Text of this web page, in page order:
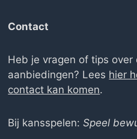
Contact
Heb je vragen of tips
aanbiedingen? Lees hier
contact kan komen.
Bij kansspelen:Speel